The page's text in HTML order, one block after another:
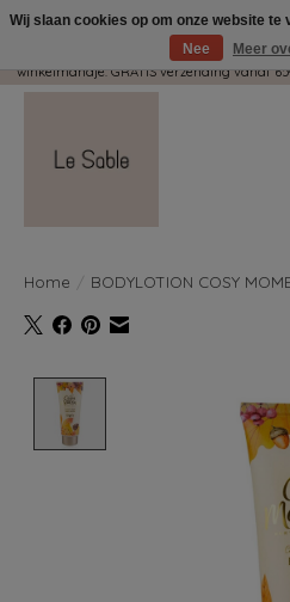
Wij pakken met plezier jouw kadootjes
winkelmandje. GRATIS verzending vanaf
Home BODYLOTION COSY
Wij slaan cookies op om onze website
Nee
Meer